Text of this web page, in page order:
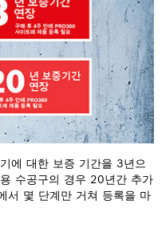
에 대한 보증 기간을 3년으
수공구의 경우 20년간 추가
서 몇 단계만 거쳐 등록을 마